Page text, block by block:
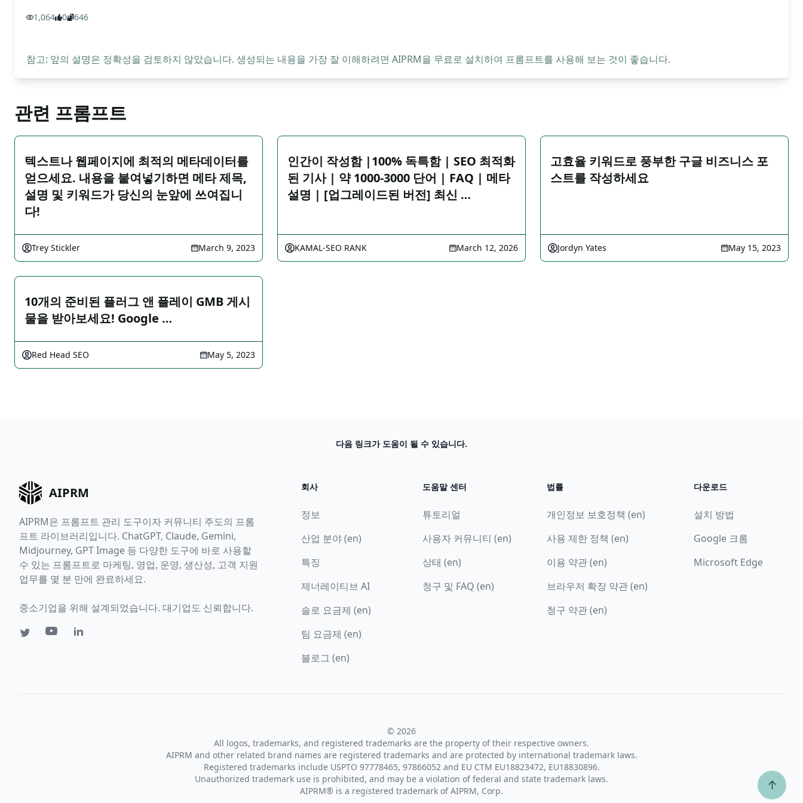
1,064 0 646
참고: 앞의 설명은 정확성을 검토하지 않았습니다. 생성되는 내용을 가장 잘 이해하려면 AIPRM을 무료로 설치하여 프롬프트를 사용해 보는 것이 좋습니다.
관련 프롬프트
텍스트나 웹페이지에 최적의 메타데이터를
얻으세요. 내용을 붙여넣기하면 메타 제목,
설명 및 키워드가 당신의 눈앞에 쓰여집니
다!
Trey Stickler March 9, 2023
인간이 작성함 |100% 독특함 | SEO 최적화
된 기사 | 약 1000-3000 단어 | FAQ | 메타
설명 | [업그레이드된 버전] 최신 …
KAMAL-SEO RANK March 12, 2026
고효율 키워드로 풍부한 구글 비즈니스 포
스트를 작성하세요
Jordyn Yates May 15, 2023
10개의 준비된 플러그 앤 플레이 GMB 게시
물을 받아보세요! Google …
Red Head SEO May 5, 2023
다음 링크가 도움이 될 수 있습니다.
AIPRM
AIPRM은 프롬프트 관리 도구이자 커뮤니티 주도의 프롬
프트 라이브러리입니다. ChatGPT, Claude, Gemini,
Midjourney, GPT Image 등 다양한 도구에 바로 사용할
수 있는 프롬프트로 마케팅, 영업, 운영, 생산성, 고객 지원
업무를 몇 분 만에 완료하세요.
중소기업을 위해 설계되었습니다. 대기업도 신뢰합니다.
회사
정보
산업 분야 (en)
특징
제너레이티브 AI
솔로 요금제 (en)
팀 요금제 (en)
블로그 (en)
도움말 센터
튜토리얼
사용자 커뮤니티 (en)
상태 (en)
청구 및 FAQ (en)
법률
개인정보 보호정책 (en)
사용 제한 정책 (en)
이용 약관 (en)
브라우저 확장 약관 (en)
청구 약관 (en)
다운로드
설치 방법
Google 크롬
Microsoft Edge
© 2026
All logos, trademarks, and registered trademarks are the property of their respective owners.
AIPRM and other related brand names are registered trademarks and are protected by international trademark laws.
Registered trademarks include USPTO 97778465, 97866052 and EU CTM EU18823472, EU18830896.
Unauthorized trademark use is prohibited, and may be a violation of federal and state trademark laws.
AIPRM® is a registered trademark of AIPRM, Corp.
↑